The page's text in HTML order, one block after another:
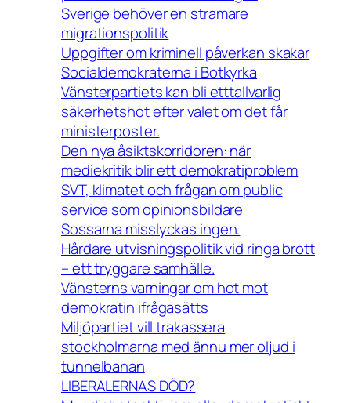
Sverige behöver en stramare
migrationspolitik
Uppgifter om kriminell påverkan skakar
Socialdemokraterna i Botkyrka
Vänsterpartiets kan bli etttallvarlig
säkerhetshot efter valet om det får
ministerposter.
Den nya åsiktskorridoren: när
mediekritik blir ett demokratiproblem
SVT, klimatet och frågan om public
service som opinionsbildare
Sossarna misslyckas ingen.
Hårdare utvisningspolitik vid ringa brott
– ett tryggare samhälle.
Vänsterns varningar om hot mot
demokratin ifrågasätts
Miljöpartiet vill trakassera
stockholmarna med ännu mer oljud i
tunnelbanan
LIBERALERNAS DÖD?